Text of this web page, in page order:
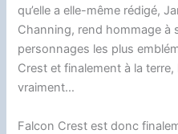
qu’elle a elle-même rédigé,
Channing, rend hommage à
personnages les plus
Crest et finalement à la terre,
vraiment…
Falcon Crest est donc